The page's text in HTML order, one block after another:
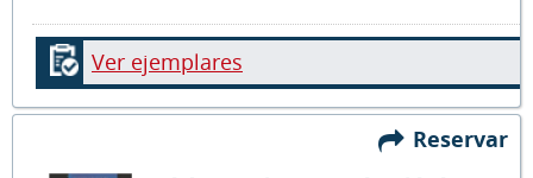
Ver ejemplares
Reservar